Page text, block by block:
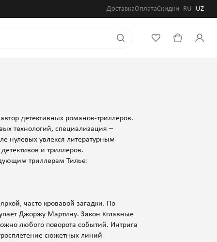
ДоставкаОплатаСкидки RU UZ
детективных романов-триллеров.
технологий, специализация –
нулевых увлекся литературным
и триллеров.
триллерам Тилье:
часто кровавой загадки. По
Джоржу Мартину. Закон «главные
любого поворота событий. Интрига
сюжетных линий